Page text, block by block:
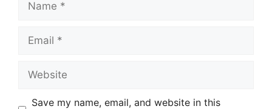
Save my name, email, and website in this